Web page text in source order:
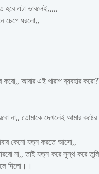
হবে এটা ভাবলেই,,,,,
চেপে ধরলো,,
আবার এই খারাপ ব্যবহার
তোমাকে দেখলেই আমার
কেনো যত্ন করতে আসো,,
না,, তাই যত্ন করে সুস্থ করে
দিলো।।